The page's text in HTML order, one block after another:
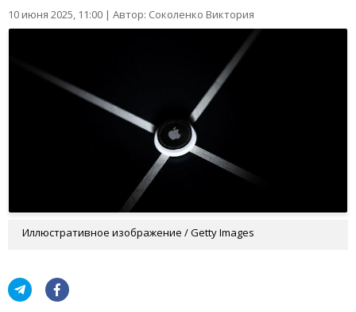
10 июня 2025, 11:00 | Автор: Соколенко Виктория
Иллюстративное изображение / Getty Images